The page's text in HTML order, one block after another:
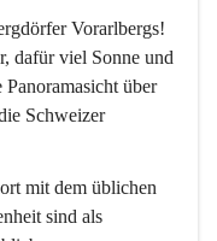
Vorarlbergs!
dafür viel Sonne und
über
Schweizer
mit dem üblichen
sind als